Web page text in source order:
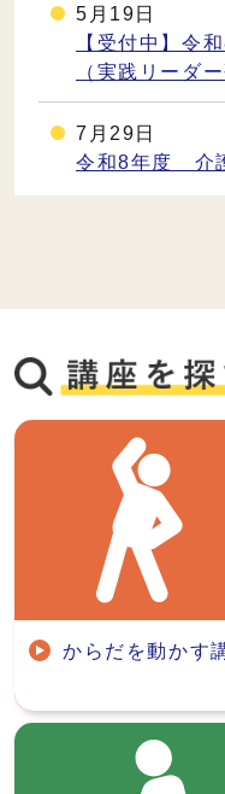
5月19日
【受付中】令
（実践リーダー
7月29日
令和8年度 介
からだを動かす